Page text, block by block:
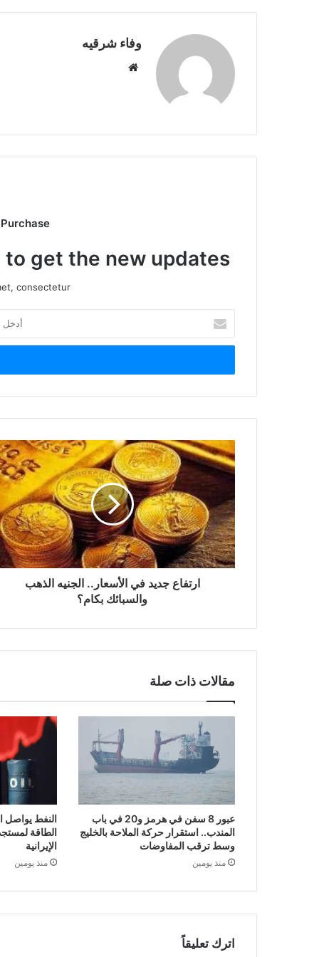
وفاء شرقيه
get the new updates!
consectetur.
بريدك
الإلكتروني
ارتفاع جديد في الأسعار.. الجنيه الذهب
والسبائك بكام؟
مقالات ذات صلة
عبور 8 سفن في هرمز و20 في باب
المندب.. استقرار حركة الملاحة بالخليج
وسط ترقب المفاوضات
منذ يومين
النفط يواصل
الطاقة
الإيرانية
منذ يومين
اترك تعليقاً